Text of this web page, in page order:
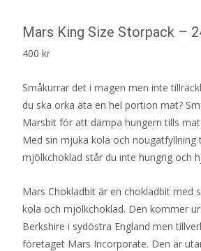
Mars King Size Storpack –
400 kr
Småkurrar det i magen men inte
du ska orka äta en hel portion mat?
Marsbit för att dämpa hungern tills
Med sin mjuka kola och nougatfyllning
mjölkchoklad står du inte hungrig och
Mars Chokladbit är en chokladbit med
kola och mjölkchoklad. Den kommer
Berkshire i sydöstra England men
företaget Mars Incorporate. Den är